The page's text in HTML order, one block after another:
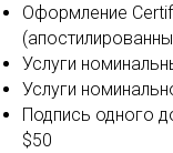
Оформление
Услуги
Услуги
Подпись одного
$50